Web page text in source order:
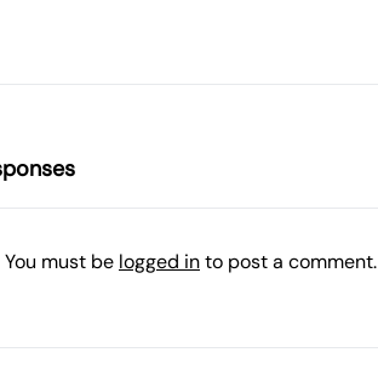
You must be logged into post a comment.